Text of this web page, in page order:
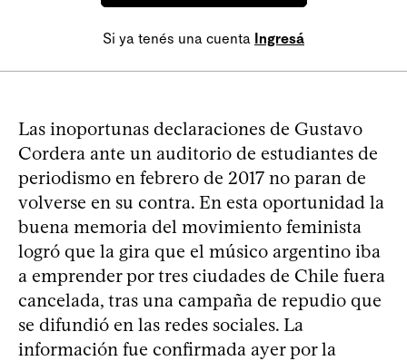
Si ya tenés una cuenta Ingresá
Las inoportunas declaraciones de Gustavo
Cordera ante un auditorio de estudiantes de
periodismo en febrero de 2017 no paran de
volverse en su contra. En esta oportunidad la
buena memoria del movimiento feminista
logró que la gira que el músico argentino iba
a emprender por tres ciudades de Chile fuera
cancelada, tras una campaña de repudio que
se difundió en las redes sociales. La
información fue confirmada ayer por la